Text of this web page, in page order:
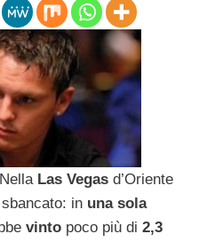
Las Vegas d’Oriente
in una sola
vinto poco più di 2,3